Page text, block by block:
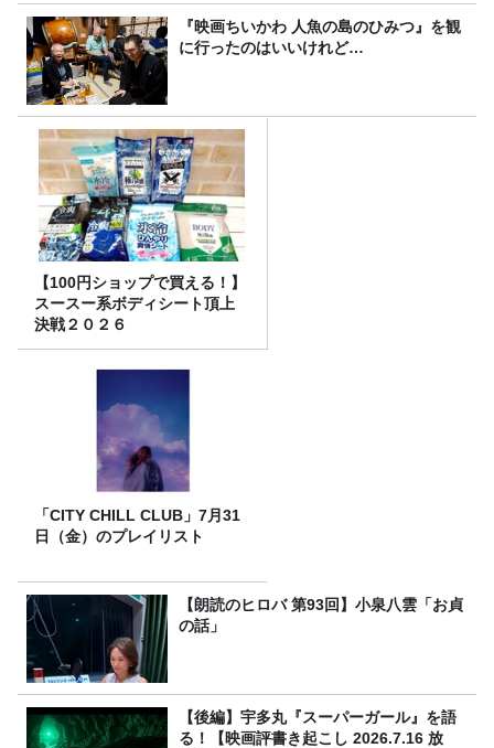
『映画ちいかわ 人魚の島のひみつ』を観
に行ったのはいいけれど…
【100円ショップで買える！】
スースー系ボディシート頂上
決戦２０２６
「CITY CHILL CLUB」7月31
日（金）のプレイリスト
【朗読のヒロバ 第93回】小泉八雲「お貞
の話」
【後編】宇多丸『スーパーガール』を語
る！【映画評書き起こし 2026.7.16 放